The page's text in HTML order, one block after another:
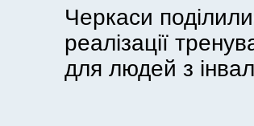
Черкаси
реалізації
для людей з